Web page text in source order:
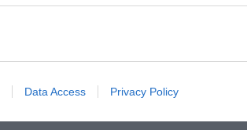
Data Access Privacy Policy